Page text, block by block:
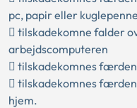
pc, papir eller kuglepenne
 tilskadekomne falder
arbejdscomputeren
 tilskadekomnes
 tilskadekomnes
hjem.